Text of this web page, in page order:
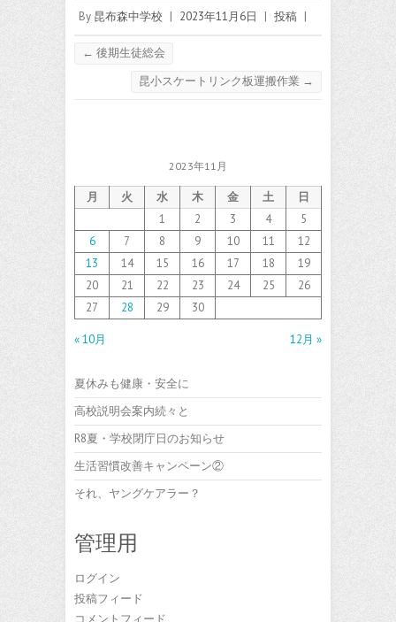
By 昆布森中学校 | 2023年11月6日 | 投稿 |
← 後期生徒総会
昆小スケートリンク板運搬作業 →
2023年11月
月 火 水 木 金 土
日
1
2 3 4
5
6
7 8 9 10 11
12
13
14 15 16 17 18
19
20
21 22 23 24 25
26
27
28 29 30
« 10月 12月 »
夏休みも健康・安全に
高校説明会案内続々と
R8夏・学校閉庁日のお知らせ
生活習慣改善キャンペーン②
それ、ヤングケアラー？
管理用
ログイン
投稿フィード